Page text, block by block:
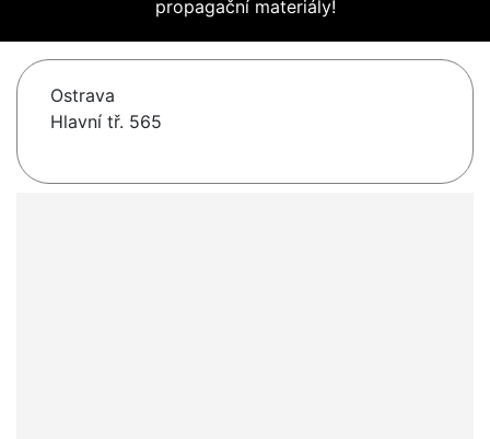
propagační materiály!
Ostrava
Hlavní tř. 565